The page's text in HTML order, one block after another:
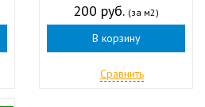
200 руб. (за м2)
В корзину
Сравнить